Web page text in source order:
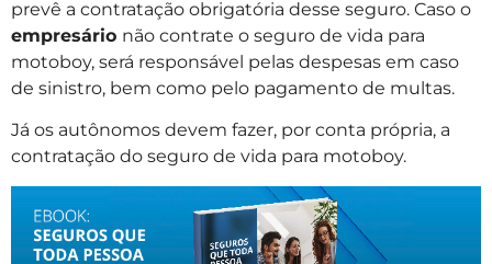
prevê a contratação obrigatória desse seguro. Caso o
empresário não contrate o seguro de vida para
motoboy, será responsável pelas despesas em caso
de sinistro, bem como pelo pagamento de multas.
Já os autônomos devem fazer, por conta própria, a
contratação do seguro de vida para motoboy.